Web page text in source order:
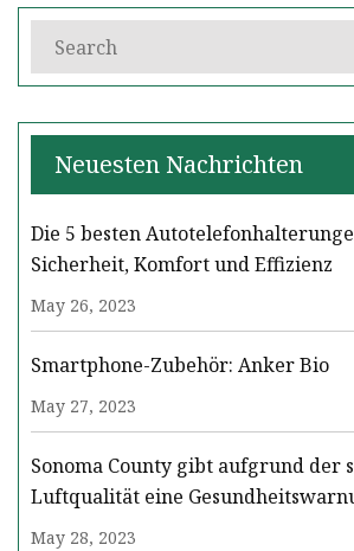
Neuesten Nachrichten
Die 5 besten
Sicherheit, Komfort und Effizienz
May 26, 2023
Smartphone-Zubehör: Anker Bio
May 27, 2023
Sonoma County gibt aufgrund der
Luftqualität eine
May 28, 2023